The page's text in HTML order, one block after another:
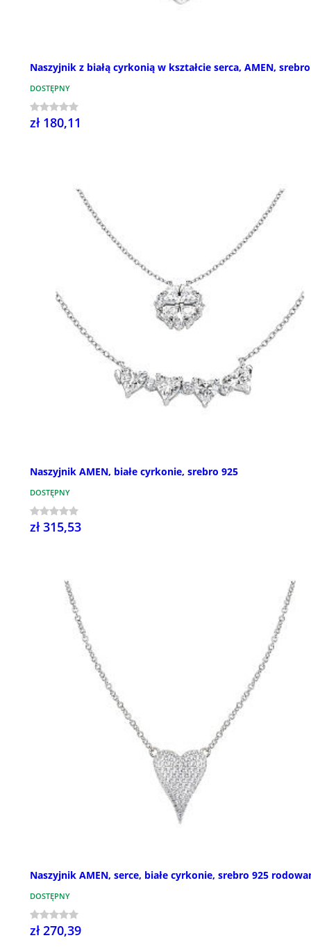
Naszyjnik z białą cyrkonią w kształcie serca, AMEN,
DOSTĘPNY
zł 180,11
Naszyjnik AMEN, białe cyrkonie, srebro 925
DOSTĘPNY
zł 315,53
Naszyjnik AMEN, serce, białe cyrkonie, srebro 925
DOSTĘPNY
zł 270,39